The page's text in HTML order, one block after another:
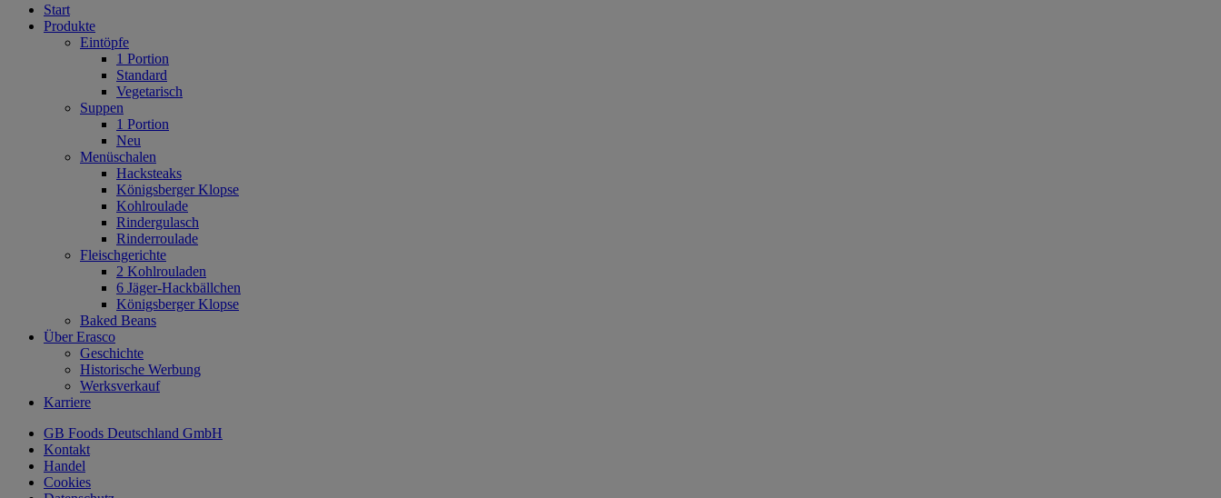
Start
Produkte
Eintöpfe
1 Portion
Standard
Vegetarisch
Suppen
1 Portion
Neu
Menüschalen
Hacksteaks
Königsberger Klopse
Kohlroulade
Rindergulasch
Rinderroulade
Fleischgerichte
2 Kohlrouladen
6 Jäger-Hackbällchen
Königsberger Klopse
Baked Beans
Über Erasco
Geschichte
Historische Werbung
Werksverkauf
Karriere
GB Foods Deutschland GmbH
Kontakt
Handel
Cookies